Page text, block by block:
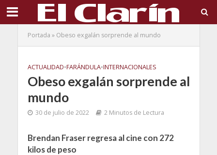
Portada » Obeso exgalán sorprende al mundo
ACTUALIDAD•FARÁNDULA•INTERNACIONALES
Obeso exgalán sorprende al
mundo
30 de julio de 2022 2 Minutos de Lectura
Brendan Fraser regresa al cine con 272
kilos de peso